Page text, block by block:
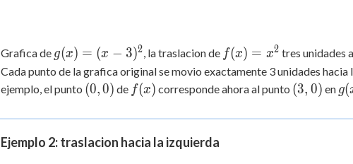
Grafica de g(x)
= (x
-
g(x) = (x − 3)2, la traslacion de f(x)
=
x^2
f(x) = x2 tres unidades
Cada punto de la grafica original se movio exactamente 3 unidades
ejemplo, el punto (0,
(0,0) de f(x)
f(x) corresponde ahora al punto (3,
(3, 0) en g(
Ejemplo 2: traslacion hacia la izquierda